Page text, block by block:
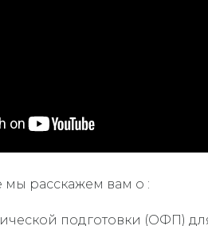
мы расскажем вам о :
подготовки (ОФП)